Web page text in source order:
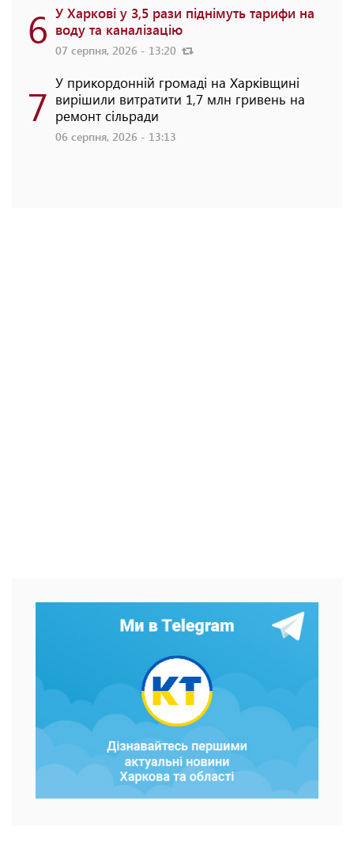
6 У Харкові у 3,5 рази піднімуть тарифи на
воду та каналізацію
07 серпня, 2026 - 13:20
7 У прикордонній громаді на Харківщині
вирішили витратити 1,7 млн гривень на
ремонт сільради
06 серпня, 2026 - 13:13